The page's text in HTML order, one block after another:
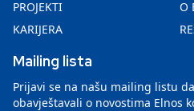
PROJEKTI
O
KARIJERA
Mailing lista
Prijavi se na našu mailing listu
obavještavali o novostima Elnos